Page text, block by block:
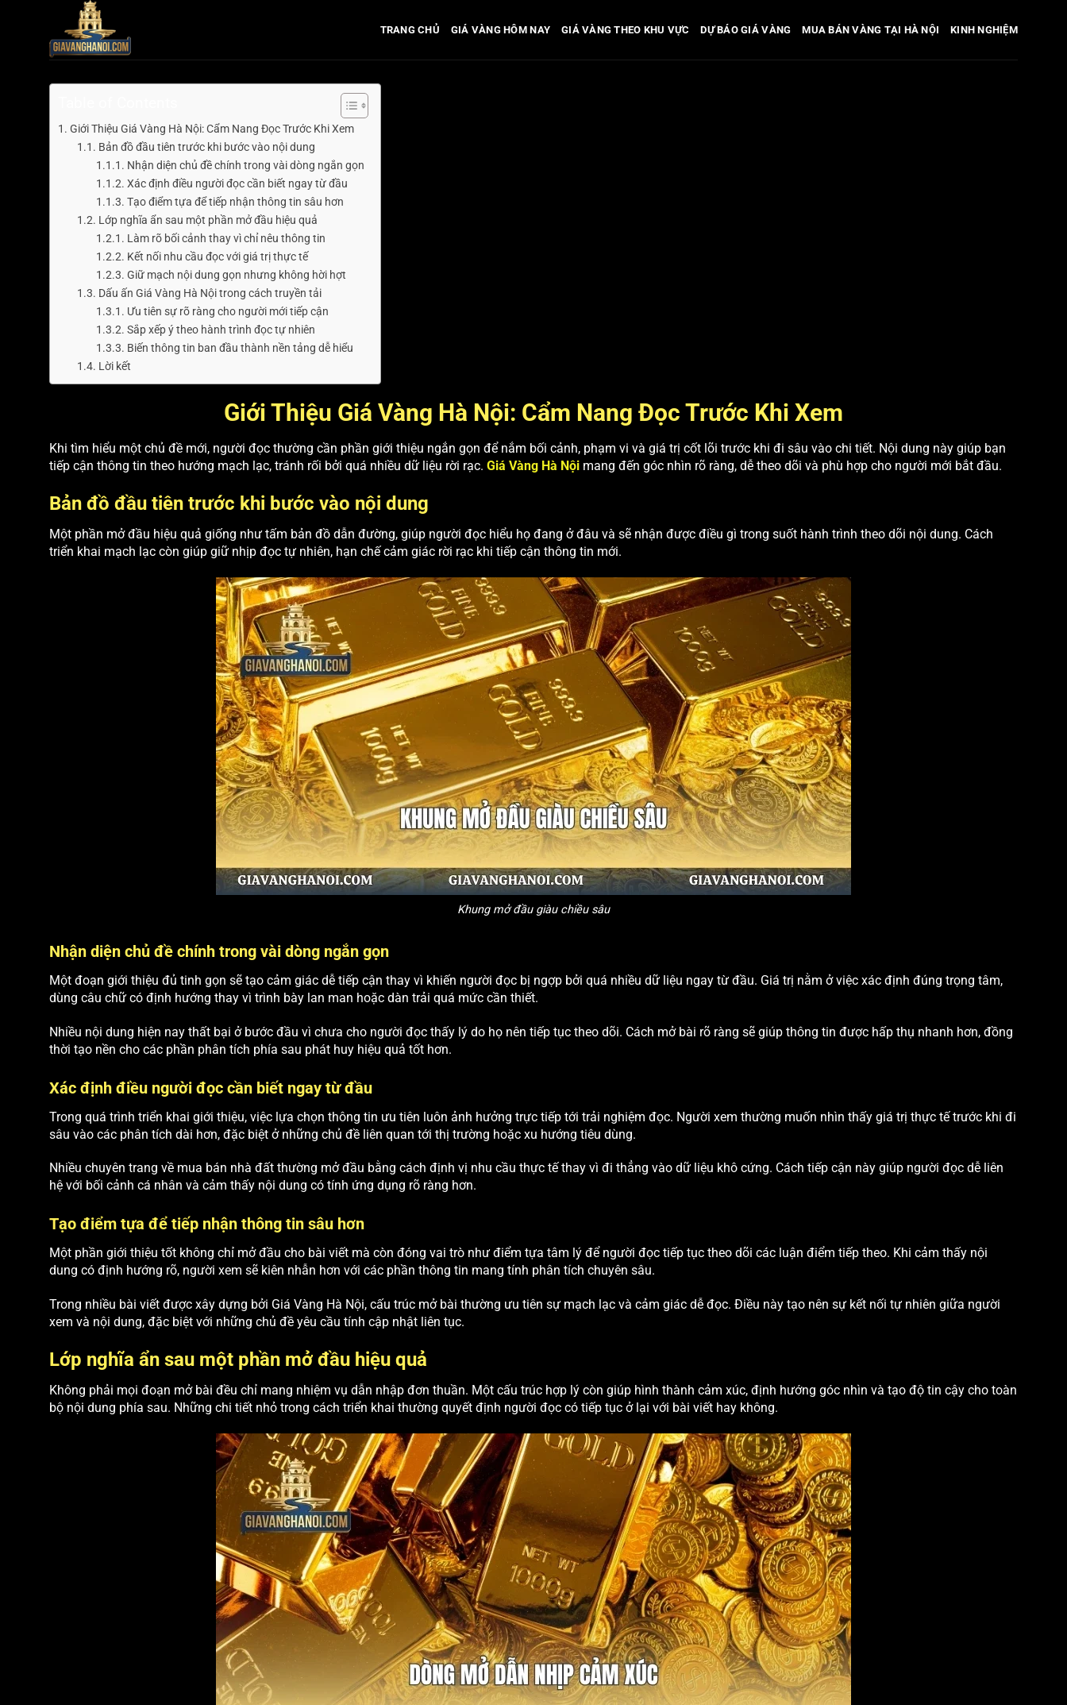
TRANG CHỦ GIÁ VÀNG HÔM NAY GIÁ VÀNG THEO KHU VỰC DỰ BÁO GIÁ VÀNG MUA BÁN VÀNG TẠI HÀ NỘI KINH NGHIỆM
Giới Thiệu Giá Vàng Hà Nội: Cẩm Nang Đọc Trước Khi Xem
Bản đồ đầu tiên trước khi bước vào nội dung
Nhận diện chủ đề chính trong vài dòng ngắn gọn
Xác định điều người đọc cần biết ngay từ đầu
Tạo điểm tựa để tiếp nhận thông tin sâu hơn
Lớp nghĩa ẩn sau một phần mở đầu hiệu quả
Làm rõ bối cảnh thay vì chỉ nêu thông tin
Kết nối nhu cầu đọc với giá trị thực tế
Giữ mạch nội dung gọn nhưng không hời hợt
Dấu ấn Giá Vàng Hà Nội trong cách truyền tải
Ưu tiên sự rõ ràng cho người mới tiếp cận
Sắp xếp ý theo hành trình đọc tự nhiên
Biến thông tin ban đầu thành nền tảng dễ hiểu
Lời kết
Giới Thiệu Giá Vàng Hà Nội: Cẩm Nang Đọc Trước Khi Xem
Khi tìm hiểu một chủ đề mới, người đọc thường cần phần giới thiệu ngắn gọn để nắm bối cảnh, phạm vi và giá trị cốt lõi trước khi đi sâu vào chi tiết. Nội dung này giúp bạn
tiếp cận thông tin theo hướng mạch lạc, tránh rối bởi quá nhiều dữ liệu rời rạc. Giá Vàng Hà Nội mang đến góc nhìn rõ ràng, dễ theo dõi và phù hợp cho người mới bắt đầu.
Bản đồ đầu tiên trước khi bước vào nội dung
Một phần mở đầu hiệu quả giống như tấm bản đồ dẫn đường, giúp người đọc hiểu họ đang ở đâu và sẽ nhận được điều gì trong suốt hành trình theo dõi nội dung. Cách
triển khai mạch lạc còn giúp giữ nhịp đọc tự nhiên, hạn chế cảm giác rời rạc khi tiếp cận thông tin mới.
Khung mở đầu giàu chiều sâu
Nhận diện chủ đề chính trong vài dòng ngắn gọn
Một đoạn giới thiệu đủ tinh gọn sẽ tạo cảm giác dễ tiếp cận thay vì khiến người đọc bị ngợp bởi quá nhiều dữ liệu ngay từ đầu. Giá trị nằm ở việc xác định đúng trọng tâm,
dùng câu chữ có định hướng thay vì trình bày lan man hoặc dàn trải quá mức cần thiết.
Nhiều nội dung hiện nay thất bại ở bước đầu vì chưa cho người đọc thấy lý do họ nên tiếp tục theo dõi. Cách mở bài rõ ràng sẽ giúp thông tin được hấp thụ nhanh hơn, đồng
thời tạo nền cho các phần phân tích phía sau phát huy hiệu quả tốt hơn.
Xác định điều người đọc cần biết ngay từ đầu
Trong quá trình triển khai giới thiệu, việc lựa chọn thông tin ưu tiên luôn ảnh hưởng trực tiếp tới trải nghiệm đọc. Người xem thường muốn nhìn thấy giá trị thực tế trước khi đi
sâu vào các phân tích dài hơn, đặc biệt ở những chủ đề liên quan tới thị trường hoặc xu hướng tiêu dùng.
Nhiều chuyên trang về mua bán nhà đất thường mở đầu bằng cách định vị nhu cầu thực tế thay vì đi thẳng vào dữ liệu khô cứng. Cách tiếp cận này giúp người đọc dễ liên
hệ với bối cảnh cá nhân và cảm thấy nội dung có tính ứng dụng rõ ràng hơn.
Tạo điểm tựa để tiếp nhận thông tin sâu hơn
Một phần giới thiệu tốt không chỉ mở đầu cho bài viết mà còn đóng vai trò như điểm tựa tâm lý để người đọc tiếp tục theo dõi các luận điểm tiếp theo. Khi cảm thấy nội
dung có định hướng rõ, người xem sẽ kiên nhẫn hơn với các phần thông tin mang tính phân tích chuyên sâu.
Trong nhiều bài viết được xây dựng bởi Giá Vàng Hà Nội, cấu trúc mở bài thường ưu tiên sự mạch lạc và cảm giác dễ đọc. Điều này tạo nên sự kết nối tự nhiên giữa người
xem và nội dung, đặc biệt với những chủ đề yêu cầu tính cập nhật liên tục.
Lớp nghĩa ẩn sau một phần mở đầu hiệu quả
Không phải mọi đoạn mở bài đều chỉ mang nhiệm vụ dẫn nhập đơn thuần. Một cấu trúc hợp lý còn giúp hình thành cảm xúc, định hướng góc nhìn và tạo độ tin cậy cho toàn
bộ nội dung phía sau. Những chi tiết nhỏ trong cách triển khai thường quyết định người đọc có tiếp tục ở lại với bài viết hay không.